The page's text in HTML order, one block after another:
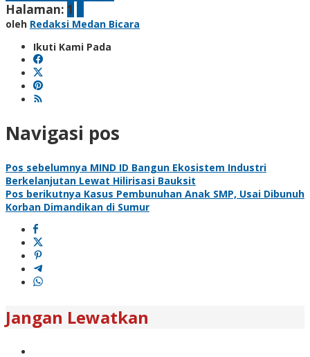
Halaman: 1
oleh Redaksi Medan Bicara
Ikuti Kami Pada
Navigasi pos
Pos sebelumnya MIND ID Bangun Ekosistem Industri
Berkelanjutan Lewat Hilirisasi Bauksit
Pos berikutnya Kasus Pembunuhan Anak SMP, Usai Dibunuh
Korban Dimandikan di Sumur
Jangan Lewatkan